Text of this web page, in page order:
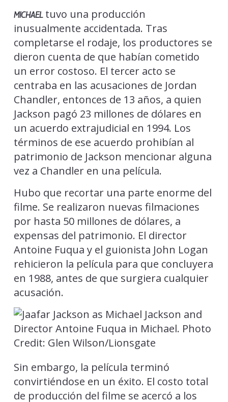
MICHAEL tuvo una producción
inusualmente accidentada. Tras
completarse el rodaje, los productores se
dieron cuenta de que habían cometido
un error costoso. El tercer acto se
centraba en las acusaciones de Jordan
Chandler, entonces de 13 años, a quien
Jackson pagó 23 millones de dólares en
un acuerdo extrajudicial en 1994. Los
términos de ese acuerdo prohibían al
patrimonio de Jackson mencionar alguna
vez a Chandler en una película.
Hubo que recortar una parte enorme del
filme. Se realizaron nuevas filmaciones
por hasta 50 millones de dólares, a
expensas del patrimonio. El director
Antoine Fuqua y el guionista John Logan
rehicieron la película para que concluyera
en 1988, antes de que surgiera cualquier
acusación.
Sin embargo, la película terminó
convirtiéndose en un éxito. El costo total
de producción del filme se acercó a los